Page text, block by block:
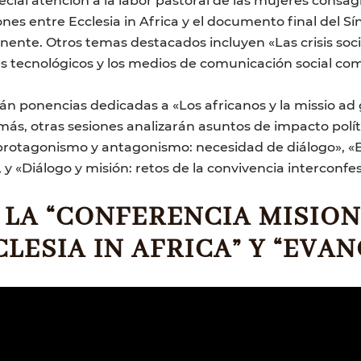
entre Ecclesia in Africa y el documento final del
Otros temas destacados incluyen «Las crisis
tecnológicos y los medios de comunicación social
ponencias dedicadas a «Los africanos y la missio
otras sesiones analizarán asuntos de impacto
y antagonismo: necesidad de diálogo»,
«Diálogo y misión: retos de la convivencia
“CONFERENCIA
IN AFRICA” Y